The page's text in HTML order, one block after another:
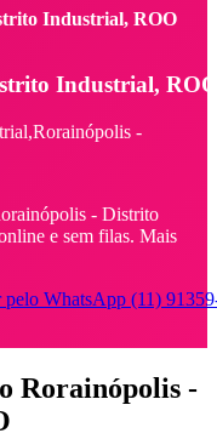
Industrial, ROO
Industrial,
Rorainópolis -
- Distrito
e sem filas. Mais
pelo WhatsApp (11)
Rorainópolis -